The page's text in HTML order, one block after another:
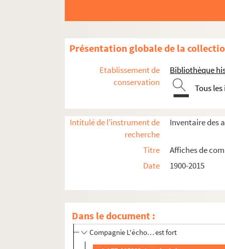
Présentation globale de la
Etablissement de
conservation
Bibliothèque
Tous
Intitulé de l'instrument de
recherche
Inventaire des
Titre
Affiches de
Date
1900-2015
Dans le document :
Compagnie Artimon
Compagnie du Bélouga
Compagnie Bernard d'Ortega
Compagnie Bernard Wentzel
Compagnie du Bois lacté
Compagnie du Bredin
La Compagnie buissonnière
Compagnie Claude Confortès
Compagnie théâtrale Le Connétable
Compagnie Coulisse et Piston
Compagnie L'écho… est fort